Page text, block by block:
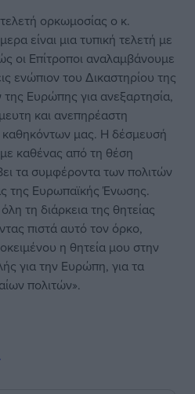
ορκωμοσίας ο κ.
είναι μια τυπική τελετή με
οι Επίτροποι αναλαμβάνουμε
ενώπιον του Δικαστηρίου της
Ευρώπης για ανεξαρτησία,
και ανεπηρέαστη
καθηκόντων μας. Η δέσμευσή
καθένας από τη θέση
τα συμφέροντα των πολιτών
της Ευρωπαϊκής Ένωσης.
τη διάρκεια της θητείας
πιστά αυτό τον όρκο,
η θητεία μου στην
για την Ευρώπη, για τα
πολιτών».